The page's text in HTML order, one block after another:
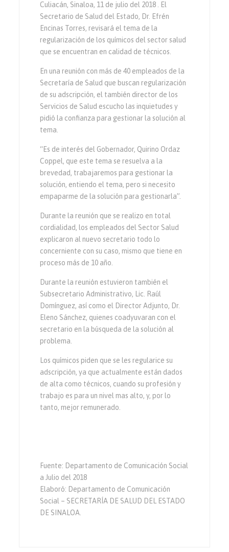
Culiacán, Sinaloa, 11 de julio del 2018 . El
Secretario de Salud del Estado, Dr. Efrén
Encinas Torres, revisará el tema de la
regularización de los químicos del sector salud
que se encuentran en calidad de técnicos.
En una reunión con más de 40 empleados de la
Secretaría de Salud que buscan regularización
de su adscripción, el también director de los
Servicios de Salud escucho las inquietudes y
pidió la confianza para gestionar la solución al
tema.
“Es de interés del Gobernador, Quirino Ordaz
Coppel, que este tema se resuelva a la
brevedad, trabajaremos para gestionar la
solución, entiendo el tema, pero si necesito
empaparme de la solución para gestionarla”.
Durante la reunión que se realizo en total
cordialidad, los empleados del Sector Salud
explicaron al nuevo secretario todo lo
concerniente con su caso, mismo que tiene en
proceso más de 10 año.
Durante la reunión estuvieron también el
Subsecretario Administrativo, Lic. Raúl
Domínguez, así como el Director Adjunto, Dr.
Eleno Sánchez, quienes coadyuvaran con el
secretario en la búsqueda de la solución al
problema.
Los químicos piden que se les regularice su
adscripción, ya que actualmente están dados
de alta como técnicos, cuando su profesión y
trabajo es para un nivel mas alto, y, por lo
tanto, mejor remunerado.
Fuente: Departamento de Comunicación Social
a Julio del 2018
Elaboró: Departamento de Comunicación
Social – SECRETARÍA DE SALUD DEL ESTADO
DE SINALOA.